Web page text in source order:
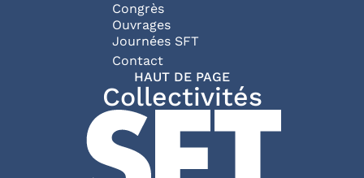
Congrès
Ouvrages
Journées SFT
Pied de page
Contact
HAUT DE PAGE
Collectivités